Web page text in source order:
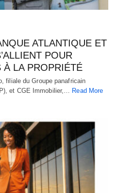
ATLANTIQUE ET
POUR
À LA PROPRIÉTÉ
filiale du Groupe panafricain
et CGE Immobilier,… Read More